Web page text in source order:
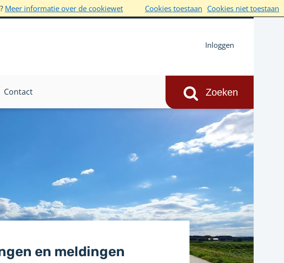
Meer informatie over de cookiewet Cookies toestaan Cookies niet toestaan
Inloggen
Contact
en meldingen